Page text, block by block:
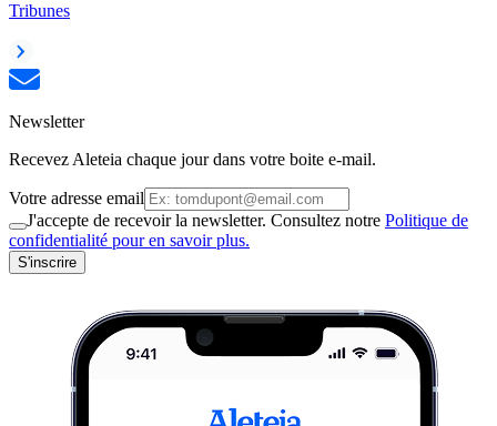
Tribunes
Newsletter
Recevez Aleteia chaque jour dans votre boite e-mail.
Votre adresse email
J'accepte de recevoir la newsletter. Consultez notre Politique de
confidentialité pour en savoir plus.
S'inscrire